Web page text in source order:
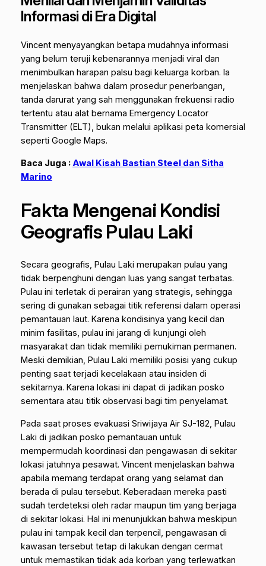
Informasi di Era Digital
Vincent menyayangkan betapa mudahnya informasi
yang belum teruji kebenarannya menjadi viral dan
menimbulkan harapan palsu bagi keluarga korban. Ia
menjelaskan bahwa dalam prosedur penerbangan,
tanda darurat yang sah menggunakan frekuensi radio
tertentu atau alat bernama Emergency Locator
Transmitter (ELT), bukan melalui aplikasi peta komersial
seperti Google Maps.
Baca Juga :Awal Kisah Bastian Steel dan Sitha
Marino
Fakta Mengenai Kondisi
Geografis Pulau Laki
Secara geografis, Pulau Laki merupakan pulau yang
tidak berpenghuni dengan luas yang sangat terbatas.
Pulau ini terletak di perairan yang strategis, sehingga
sering di gunakan sebagai titik referensi dalam operasi
pemantauan laut. Karena kondisinya yang kecil dan
minim fasilitas, pulau ini jarang di kunjungi oleh
masyarakat dan tidak memiliki pemukiman permanen.
Meski demikian, Pulau Laki memiliki posisi yang cukup
penting saat terjadi kecelakaan atau insiden di
sekitarnya. Karena lokasi ini dapat di jadikan posko
sementara atau titik observasi bagi tim penyelamat.
Pada saat proses evakuasi Sriwijaya Air SJ-182, Pulau
Laki di jadikan posko pemantauan untuk
mempermudah koordinasi dan pengawasan di sekitar
lokasi jatuhnya pesawat. Vincent menjelaskan bahwa
apabila memang terdapat orang yang selamat dan
berada di pulau tersebut. Keberadaan mereka pasti
sudah terdeteksi oleh radar maupun tim yang berjaga
di sekitar lokasi. Hal ini menunjukkan bahwa meskipun
pulau ini tampak kecil dan terpencil, pengawasan di
kawasan tersebut tetap di lakukan dengan cermat
untuk memastikan tidak ada korban yang terlewatkan